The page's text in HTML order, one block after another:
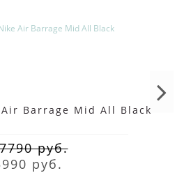
Barrage Mid All Black
руб.
руб.